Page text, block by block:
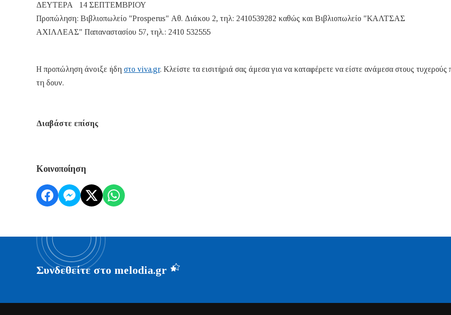
ΔΕΥΤΕΡΑ 14 ΣΕΠΤΕΜΒΡΙΟΥ
Προπώληση: Βιβλιοπωλείο "Prosperus" Αθ. Διάκου 2, τηλ: 2410539282 καθώς και Βιβλιοπωλείο "ΚΑΛΤΣΑΣ
ΑΧΙΛΛΕΑΣ" Παπαναστασίου 57, τηλ.: 2410 532555
Η προπώληση άνοιξε ήδη στο viva.gr. Κλείστε τα εισιτήριά σας άμεσα για να καταφέρετε να είστε ανάμεσα στους τυχερούς
τη δουν.
Διαβάστε επίσης
Κοινοποίηση
Συνδεθείτε στο melodia.gr